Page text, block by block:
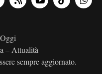
– Attualità
sempre aggiornato.